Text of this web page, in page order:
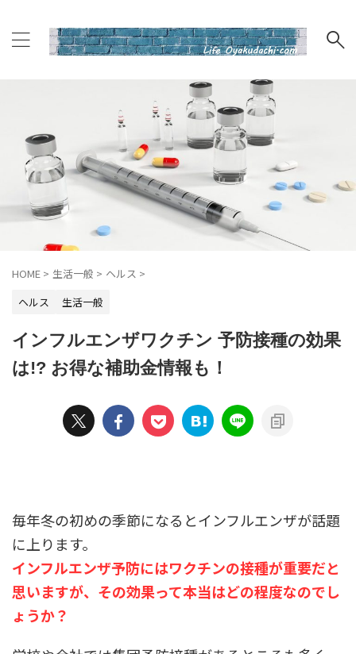
HOME > 生活一般 > ヘルス >
ヘルス
生活一般
インフルエンザワクチン 予防接種の効果
は!? お得な補助金情報も！
毎年冬の初めの季節になるとインフルエンザが話題
に上ります。
インフルエンザ予防にはワクチンの接種が重要だと
思いますが、その効果って本当はどの程度なのでし
ょうか？